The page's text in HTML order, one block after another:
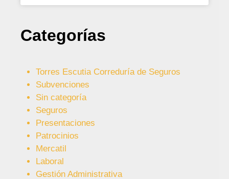
Categorías
Torres Escutia Correduría de Seguros
Subvenciones
Sin categoría
Seguros
Presentaciones
Patrocinios
Mercatil
Laboral
Gestión Administrativa